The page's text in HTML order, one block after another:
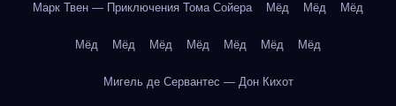
Марк Твен — Приключения Тома Сойера Мёд Мёд Мёд
Мёд Мёд Мёд Мёд Мёд Мёд Мёд
Мигель де Сервантес — Дон Кихот